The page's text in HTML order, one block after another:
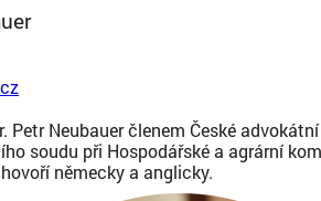
Petr Neubauer členem České
soudu při Hospodářské a agrární
německy a anglicky.